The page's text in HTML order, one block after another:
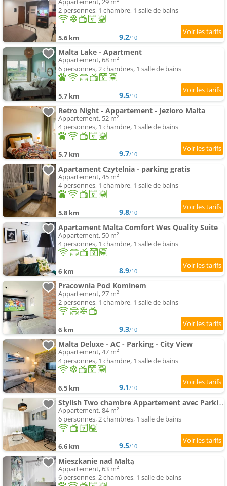
2 personnes, 1 chambre, 1 salle de bains
5.6 km 9.2/10
Malta Lake - Apartment
Appartement, 68 m²
6 personnes, 2 chambres, 1 salle de bains
5.7 km 9.5/10
Retro Night - Appartement - Jezioro Malta
Appartement, 52 m²
4 personnes, 1 chambre, 1 salle de bains
5.7 km 9.7/10
Apartament Czytelnia - parking gratis
Appartement, 45 m²
4 personnes, 1 chambre, 1 salle de bains
5.8 km 9.8/10
Apartament Malta Comfort Wes Quality Suite
Appartement, 50 m²
4 personnes, 1 chambre, 1 salle de bains
6 km 8.9/10
Pracownia Pod Kominem
Appartement, 27 m²
2 personnes, 1 chambre, 1 salle de bains
6 km 9.3/10
Malta Deluxe - AC - Parking - City View
Appartement, 47 m²
4 personnes, 1 chambre, 1 salle de bains
6.5 km 9.1/10
Stylish Two chambre Appartement avec Parking proche de Lake Malta in Poznań by Noclegi Renters
Appartement, 84 m²
6 personnes, 2 chambres, 1 salle de bains
6.6 km 9.5/10
Mieszkanie nad Maltą
Appartement, 63 m²
6 personnes, 2 chambres, 1 salle de bains